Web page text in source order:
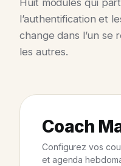
Huit modules qui
l’authentification et
change dans l’un se
les autres.
Coach
Configurez vos
et agenda